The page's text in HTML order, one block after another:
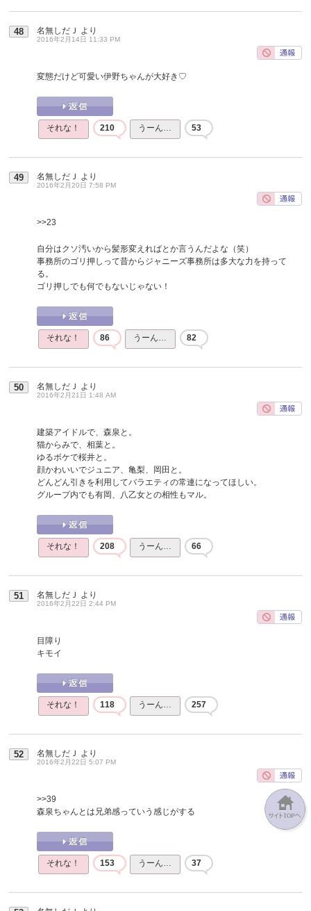
48 名無しだＪ より
2016年2月14日 11:33 PM
変態だけど可愛い伊野ちゃんが大好き♡
それな！ 210 うーん… 53
49 名無しだＪ より
2016年2月20日 7:58 PM
>>23
自分はクソ汚いから髪形変えればとか言うんだよな（笑）
事務所のゴリ押しって昔からジャニーズ事務所は多大な力を持って
る。
ゴリ押しでも何でもないじゃない！
それな！ 86 うーん… 82
50 名無しだＪ より
2016年2月21日 1:48 AM
建築アイドルで、森泉と。
猫からみで、相葉と。
ゆるボケで桜井と。
顔かわいいでジュニア、亀梨、岡田と。
どんどん引きを利用してバラエティの常連になってほしい。
グループ内でも有岡、八乙女との相性もマル。
それな！ 208 うーん… 66
51 名無しだＪ より
2016年2月22日 2:44 PM
目障り
キモイ
それな！ 118 うーん… 257
52 名無しだＪ より
2016年2月22日 5:07 PM
>>39
森泉ちゃんとは兄弟感っていう感じがする
それな！ 153 うーん… 37